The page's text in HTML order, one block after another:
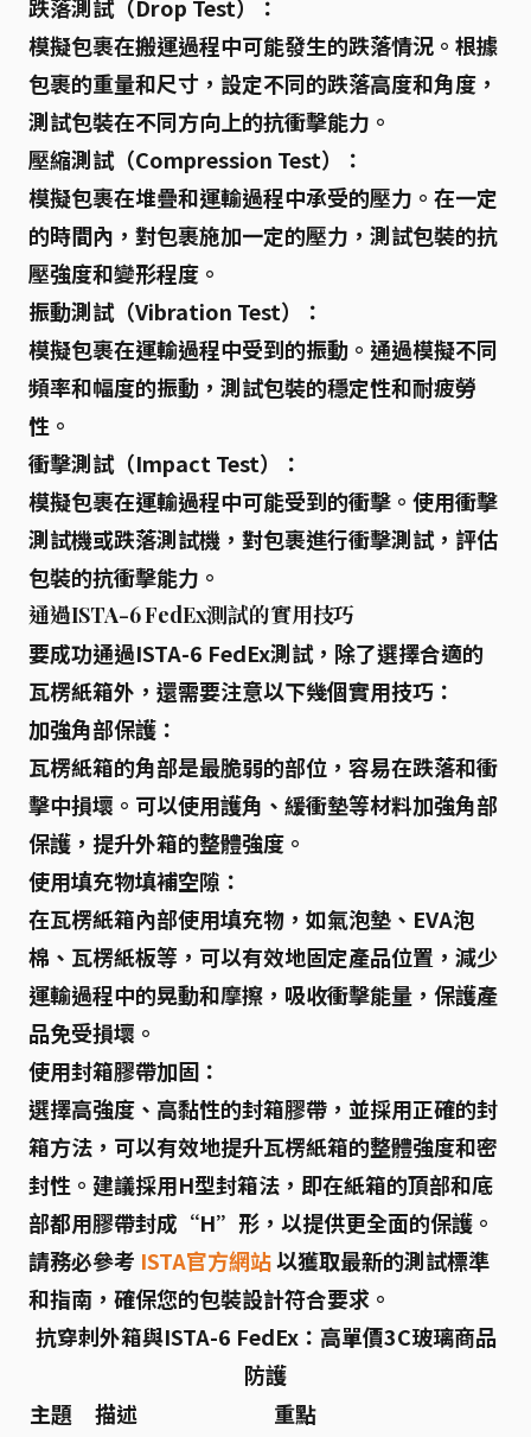
跌落測試（Drop Test）：
模擬包裹在搬運過程中可能發生的跌落情況。根據
包裹的重量和尺寸，設定不同的跌落高度和角度，
測試包裝在不同方向上的抗衝擊能力。
壓縮測試（Compression Test）：
模擬包裹在堆疊和運輸過程中承受的壓力。在一定
的時間內，對包裹施加一定的壓力，測試包裝的抗
壓強度和變形程度。
振動測試（Vibration Test）：
模擬包裹在運輸過程中受到的振動。通過模擬不同
頻率和幅度的振動，測試包裝的穩定性和耐疲勞
性。
衝擊測試（Impact Test）：
模擬包裹在運輸過程中可能受到的衝擊。使用衝擊
測試機或跌落測試機，對包裹進行衝擊測試，評估
包裝的抗衝擊能力。
通過ISTA-6 FedEx測試的實用技巧
要成功通過ISTA-6 FedEx測試，除了選擇合適的
瓦楞紙箱外，還需要注意以下幾個實用技巧：
加強角部保護：
瓦楞紙箱的角部是最脆弱的部位，容易在跌落和衝
擊中損壞。可以使用護角、緩衝墊等材料加強角部
保護，提升外箱的整體強度。
使用填充物填補空隙：
在瓦楞紙箱內部使用填充物，如氣泡墊、 EVA泡
棉 、瓦楞紙板等，可以有效地固定產品位置，減少
運輸過程中的晃動和摩擦，吸收衝擊能量，保護產
品免受損壞。
使用封箱膠帶加固：
選擇高強度、高黏性的封箱膠帶，並採用正確的封
箱方法，可以有效地提升瓦楞紙箱的整體強度和密
封性。建議採用H型封箱法，即在紙箱的頂部和底
部都用膠帶封成“H”形，以提供更全面的保護。
請務必參考 ISTA官方網站以獲取最新的測試標準
和指南，確保您的包裝設計符合要求。
抗穿刺外箱與ISTA-6 FedEx：高單價3C玻璃商品
防護
主題
描述
重點